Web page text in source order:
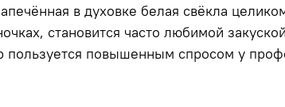
в духовке белая свёкла
становится часто любимой
пользуется повышенным спросом у